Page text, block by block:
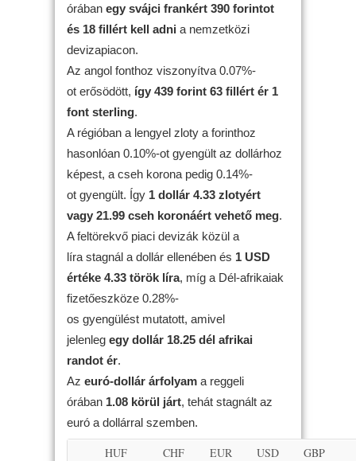
órában egy svájci frankért 390 forintot
és 18 fillért kell adni a nemzetközi
devizapiacon.
Az angol fonthoz viszonyítva 0.07%-
ot erősödött, így 439 forint 63 fillért ér 1
font sterling.
A régióban a lengyel zloty a forinthoz
hasonlóan 0.10%-ot gyengült az dollárhoz
képest, a cseh korona pedig 0.14%-
ot gyengült. Így 1 dollár 4.33 zlotyért
vagy 21.99 cseh koronáért vehető meg.
A feltörekvő piaci devizák közül a
líra stagnál a dollár ellenében és 1 USD
értéke 4.33 török líra, míg a Dél-afrikaiak
fizetőeszköze 0.28%-
os gyengülést mutatott, amivel
jelenleg egy dollár 18.25 dél afrikai
randot ér.
Az euró-dollár árfolyam a reggeli
órában 1.08 körül járt, tehát stagnált az
euró a dollárral szemben.
HUF CHF EUR USD GBP